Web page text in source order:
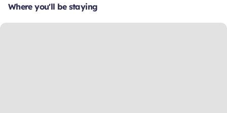
Where you'll be staying